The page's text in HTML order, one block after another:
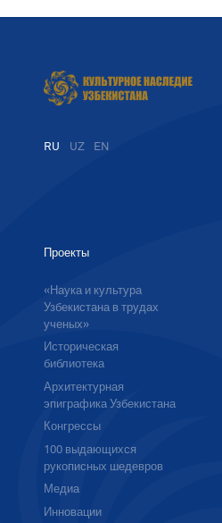
RU UZ EN
Проекты
«Наука и культура
Узбекистана в трудах
ученых»
Историческая
библиотека
Архитектурная
эпиграфика Узбекистана
Конгрессы
100 выдающихся
рукописных шедевров
Медиа
Инновации